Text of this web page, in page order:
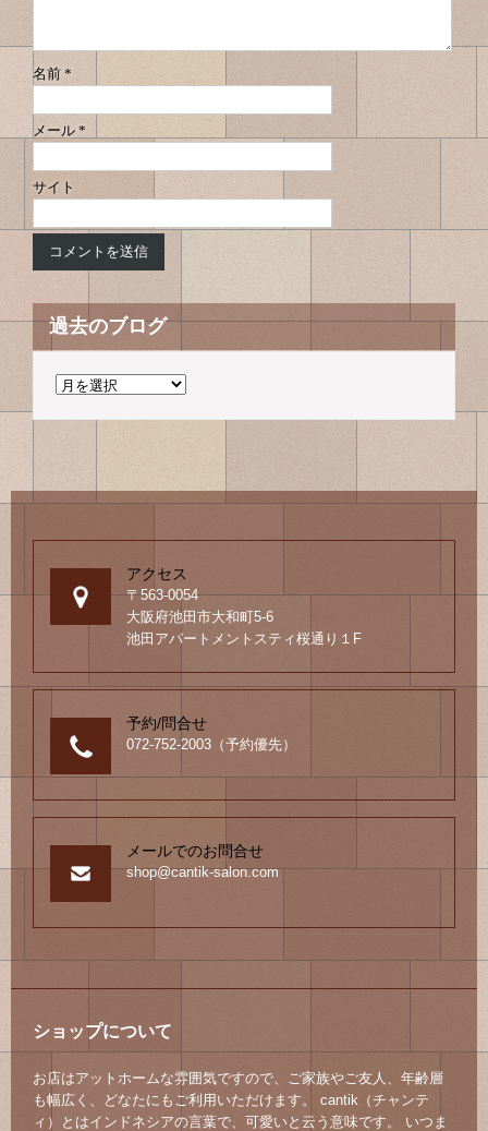
名前 *
メール *
サイト
過去のブログ
過
の
ロ
グ
アクセス
〒563-0054
大阪府池田市大和町5-6
池田アパートメントスティ桜通り１F
予約/問合せ
072-752-2003（予約優先）
メールでのお問合せ
shop@cantik-salon.com
ショップについて
お店はアットホームな雰囲気ですので、ご家族やご友人、年齢層
も幅広く、どなたにもご利用いただけます。 cantik（チャンテ
ィ）とはインドネシアの言葉で、可愛いと云う意味です。 いつま